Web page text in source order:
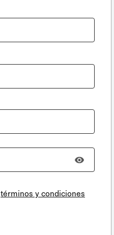
términos y condiciones